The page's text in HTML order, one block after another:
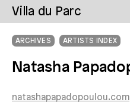
Villa du Parc
ARCHIVES ARTISTS INDEX
Natasha
natashapapadopoulou.com